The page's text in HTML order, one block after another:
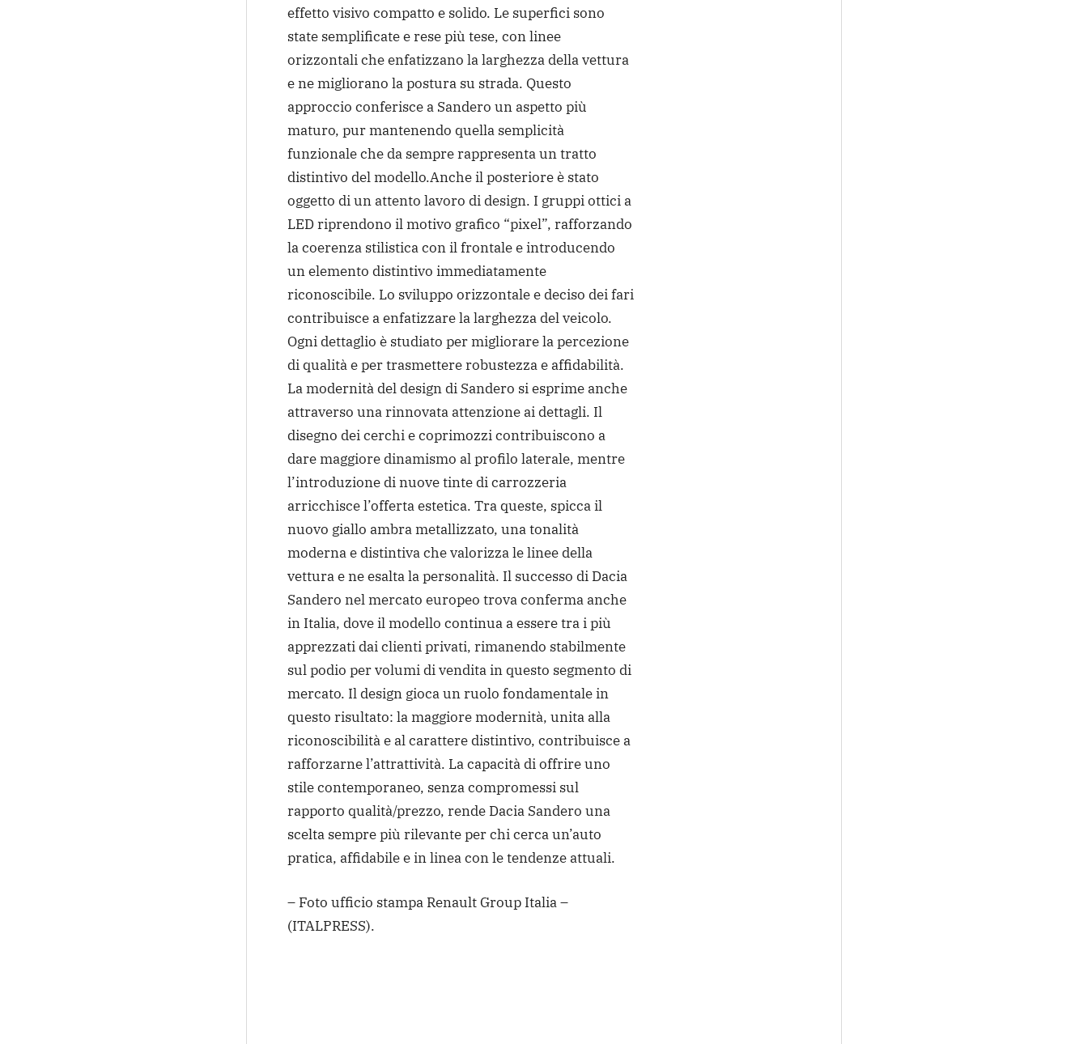
effetto visivo compatto e solido. Le superfici sono
state semplificate e rese più tese, con linee
orizzontali che enfatizzano la larghezza della vettura
e ne migliorano la postura su strada. Questo
approccio conferisce a Sandero un aspetto più
maturo, pur mantenendo quella semplicità
funzionale che da sempre rappresenta un tratto
distintivo del modello.Anche il posteriore è stato
oggetto di un attento lavoro di design. I gruppi ottici a
LED riprendono il motivo grafico “pixel”, rafforzando
la coerenza stilistica con il frontale e introducendo
un elemento distintivo immediatamente
riconoscibile. Lo sviluppo orizzontale e deciso dei fari
contribuisce a enfatizzare la larghezza del veicolo.
Ogni dettaglio è studiato per migliorare la percezione
di qualità e per trasmettere robustezza e affidabilità.
La modernità del design di Sandero si esprime anche
attraverso una rinnovata attenzione ai dettagli. Il
disegno dei cerchi e coprimozzi contribuiscono a
dare maggiore dinamismo al profilo laterale, mentre
l’introduzione di nuove tinte di carrozzeria
arricchisce l’offerta estetica. Tra queste, spicca il
nuovo giallo ambra metallizzato, una tonalità
moderna e distintiva che valorizza le linee della
vettura e ne esalta la personalità. Il successo di Dacia
Sandero nel mercato europeo trova conferma anche
in Italia, dove il modello continua a essere tra i più
apprezzati dai clienti privati, rimanendo stabilmente
sul podio per volumi di vendita in questo segmento di
mercato. Il design gioca un ruolo fondamentale in
questo risultato: la maggiore modernità, unita alla
riconoscibilità e al carattere distintivo, contribuisce a
rafforzarne l’attrattività. La capacità di offrire uno
stile contemporaneo, senza compromessi sul
rapporto qualità/prezzo, rende Dacia Sandero una
scelta sempre più rilevante per chi cerca un’auto
pratica, affidabile e in linea con le tendenze attuali.
– Foto ufficio stampa Renault Group Italia –
(ITALPRESS).